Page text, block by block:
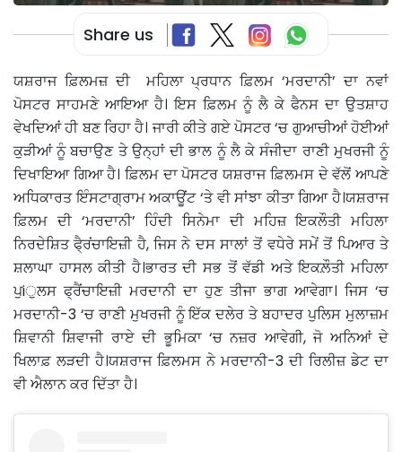
Share us
ਯਸ਼ਰਾਜ ਫ਼ਿਲਮਜ਼ ਦੀ ਮਹਿਲਾ ਪ੍ਰਧਾਨ ਫ਼ਿਲਮ ‘ਮਰਦਾਨੀ’ ਦਾ ਨਵਾਂ
ਪੋਸਟਰ ਸਾਹਮਣੇ ਆਇਆ ਹੈ। ਇਸ ਫ਼ਿਲਮ ਨੂੰ ਲੈ ਕੇ ਫੈਨਸ ਦਾ ਉਤਸ਼ਾਹ
ਵੇਖਦਿਆਂ ਹੀ ਬਣ ਰਿਹਾ ਹੈ। ਜਾਰੀ ਕੀਤੇ ਗਏ ਪੋਸਟਰ ‘ਚ ਗੁਆਚੀਆਂ ਹੋਈਆਂ
ਕੁੜੀਆਂ ਨੂੰ ਬਚਾਉਣ ਤੇ ਉਨ੍ਹਾਂ ਦੀ ਭਾਲ ਨੂੰ ਲੈ ਕੇ ਸੰਜੀਦਾ ਰਾਣੀ ਮੁਖਰਜੀ ਨੂੰ
ਦਿਖਾਇਆ ਗਿਆ ਹੈ। ਫ਼ਿਲਮ ਦਾ ਪੋਸਟਰ ਯਸ਼ਰਾਜ ਫ਼ਿਲਮਸ ਦੇ ਵੱਲੋਂ ਆਪਣੇ
ਅਧਿਕਾਰਤ ਇੰਸਟਾਗ੍ਰਾਮ ਅਕਾਊਂਟ ‘ਤੇ ਵੀ ਸਾਂਝਾ ਕੀਤਾ ਗਿਆ ਹੈ।ਯਸ਼ਰਾਜ
ਫ਼ਿਲਮ ਦੀ ‘ਮਰਦਾਨੀ’ ਹਿੰਦੀ ਸਿਨੇਮਾ ਦੀ ਮਹਿਜ਼ ਇਕਲੌਤੀ ਮਹਿਲਾ
ਨਿਰਦੇਸ਼ਿਤ ਫੈ੍ਰਂਚਾਇਜ਼ੀ ਹੈ, ਜਿਸ ਨੇ ਦਸ ਸਾਲਾਂ ਤੋਂ ਵਧੇਰੇ ਸਮੇਂ ਤੋਂ ਪਿਆਰ ਤੇ
ਸ਼ਲਾਘਾ ਹਾਸਲ ਕੀਤੀ ਹੈ।ਭਾਰਤ ਦੀ ਸਭ ਤੋਂ ਵੱਡੀ ਅਤੇ ਇਕਲ਼ੌਤੀ ਮਹਿਲਾ
ਪੁiੁਲਸ ਫ੍ਰੈਂਚਾਇਜ਼ੀ ਮਰਦਾਨੀ ਦਾ ਹੁਣ ਤੀਜਾ ਭਾਗ ਆਵੇਗਾ। ਜਿਸ ‘ਚ
ਮਰਦਾਨੀ-3 ‘ਚ ਰਾਣੀ ਮੁਖਰਜੀ ਨੂੰ ਇੱਕ ਦਲੇਰ ਤੇ ਬਹਾਦਰ ਪੁਲਿਸ ਮੁਲਾਜ਼ਮ
ਸ਼ਿਵਾਨੀ ਸ਼ਿਵਾਜੀ ਰਾਏ ਦੀ ਭੂਮਿਕਾ ‘ਚ ਨਜ਼ਰ ਆਵੇਗੀ, ਜੋ ਅਨਿਆਂ ਦੇ
ਖਿਲਾਫ਼ ਲੜਦੀ ਹੈ।ਯਸ਼ਰਾਜ ਫ਼ਿਲਮਸ ਨੇ ਮਰਦਾਨੀ-3 ਦੀ ਰਿਲੀਜ਼ ਡੇਟ ਦਾ
ਵੀ ਐਲਾਨ ਕਰ ਦਿੱਤਾ ਹੈ।